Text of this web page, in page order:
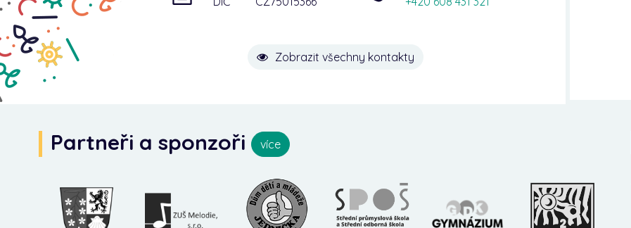
Zobrazit všechny kontakty
Partneři a sponzoři více